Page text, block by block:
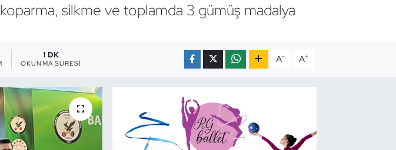
silkme ve toplamda 3 gümüş madalya
1 DK
OKUNMA SÜRESI A- A+